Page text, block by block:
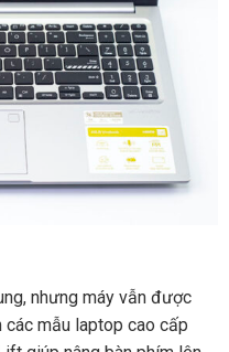
nhưng máy vẫn được
các mẫu laptop cao cấp